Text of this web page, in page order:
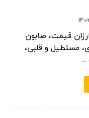
قیمت، صابون
مستطیل و قلبی،